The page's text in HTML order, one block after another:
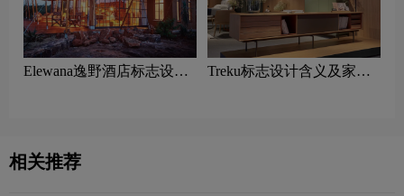
Elewana逸野酒店标志设计
Treku标志设计含义及家具
相关推荐